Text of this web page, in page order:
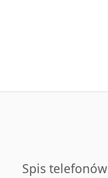
Spis telefonów